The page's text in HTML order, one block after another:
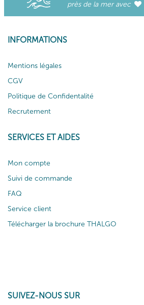
près de la mer avec
INFORMATIONS
Mentions légales
CGV
Politique de Confidentalité
Recrutement
SERVICES ET AIDES
Mon compte
Suivi de commande
FAQ
Service client
Télécharger la brochure THALGO
SUIVEZ-NOUS SUR